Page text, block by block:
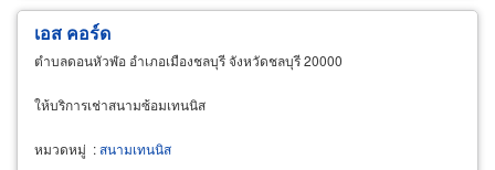
เอส คอร์ด
ตำบลดอนหัวฬ่อ อำเภอเมืองชลบุรี จังหวัดชลบุรี 20000
ให้บริการเช่าสนามซ้อมเทนนิส
หมวดหมู่ :สนามเทนนิส